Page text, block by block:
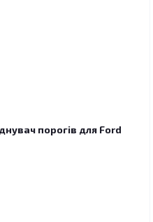
порогів для Ford